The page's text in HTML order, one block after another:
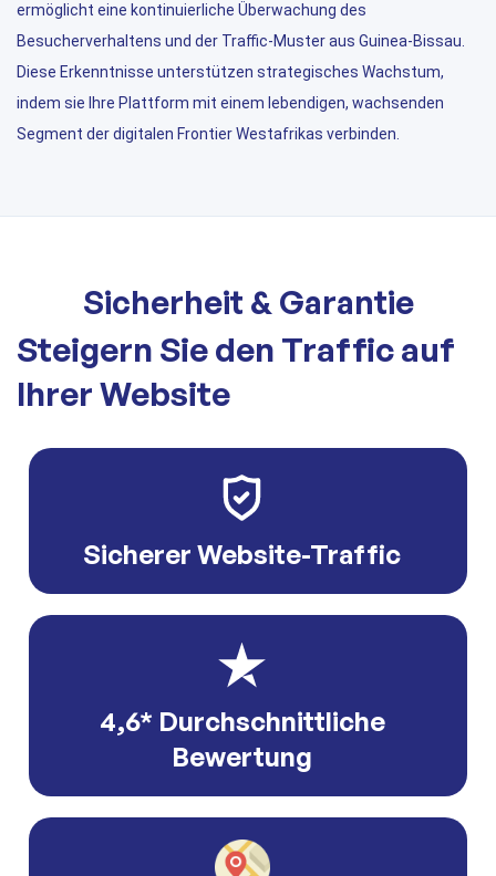
ermöglicht eine kontinuierliche Überwachung des
Besucherverhaltens und der Traffic-Muster aus Guinea-Bissau.
Diese Erkenntnisse unterstützen strategisches Wachstum,
indem sie Ihre Plattform mit einem lebendigen, wachsenden
Segment der digitalen Frontier Westafrikas verbinden.
Sicherheit & Garantie
Steigern Sie den Traffic auf
Ihrer Website
Sicherer Website-Traffic
4,6* Durchschnittliche
Bewertung